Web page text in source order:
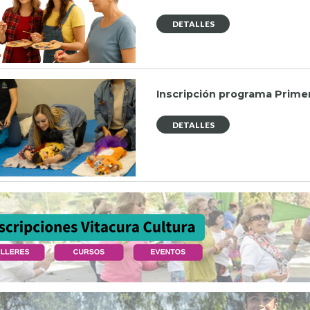
DETALLES
Inscripción programa
DETALLES